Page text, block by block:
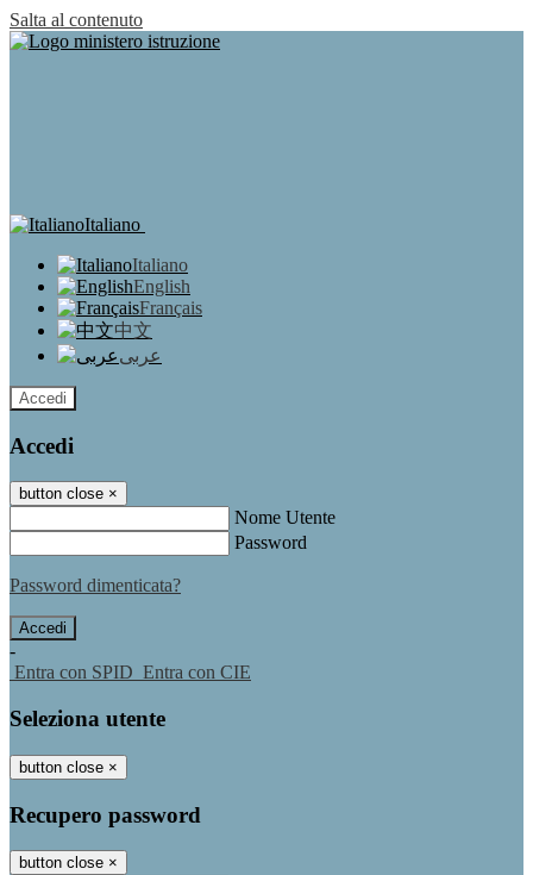
Salta al contenuto
Italiano
Italiano
English
Français
中文
عربى
Accedi
Accedi
button close ×
Nome Utente
Password
Password dimenticata?
-
Entra con SPID Entra con CIE
Seleziona utente
button close ×
Recupero password
button close ×